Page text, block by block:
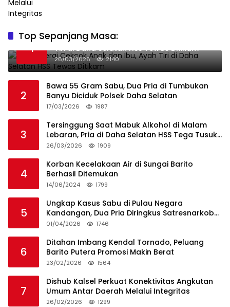
Top Sepanjang Masa:
1
Niat Melerai Cekcok Anak dan Ibu, Ayah
Tiri di Daha Selatan HSS Tewas Ditikam
26/03/2026 2140
2
Bawa 55 Gram Sabu, Dua Pria di Tumbukan
Banyu Diciduk Polsek Daha Selatan
17/03/2026 1987
3
Tersinggung Saat Mabuk Alkohol di Malam
Lebaran, Pria di Daha Selatan HSS Tega Tusuk
Teman Sendiri
26/03/2026 1909
4
Korban Kecelakaan Air di Sungai Barito
Berhasil Ditemukan
14/06/2024 1799
5
Ungkap Kasus Sabu di Pulau Negara
Kandangan, Dua Pria Diringkus Satresnarkoba
HSS
01/04/2026 1746
6
Ditahan Imbang Kendal Tornado, Peluang
Barito Putera Promosi Makin Berat
23/02/2026 1564
7
Dishub Kalsel Perkuat Konektivitas Angkutan
Umum Antar Daerah Melalui Integritas
26/02/2026 1299